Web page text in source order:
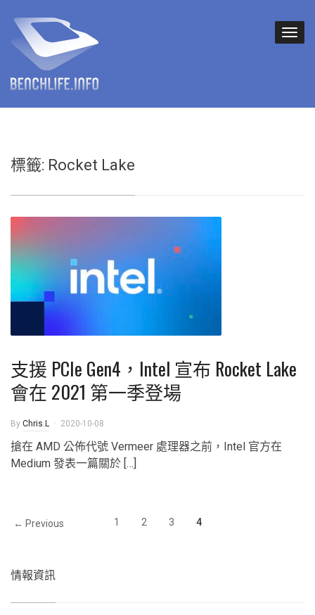
標籤: Rocket Lake
支援 PCIe Gen4，Intel 宣布 Rocket Lake
會在 2021 第一季登場
By Chris.L 2020-10-08
搶在 AMD 公佈代號 Vermeer 處理器之前，Intel 官方在
Medium 發表一篇關於 […]
← Previous 1 2 3 4
情報資訊